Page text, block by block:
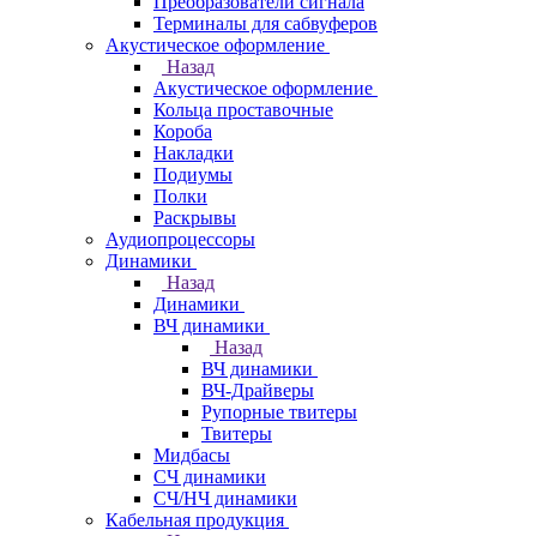
Терминалы для сабвуферов
Акустическое оформление
Назад
Акустическое оформление
Кольца проставочные
Короба
Накладки
Подиумы
Полки
Раскрывы
Аудиопроцессоры
Динамики
Назад
Динамики
ВЧ динамики
Назад
ВЧ динамики
ВЧ-Драйверы
Рупорные твитеры
Твитеры
Мидбасы
СЧ динамики
СЧ/НЧ динамики
Кабельная продукция